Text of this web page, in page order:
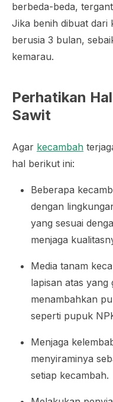
berbeda-beda,
Jika benih dibuat dari
berusia 3 bulan,
kemarau.
Perhatikan
Sawit
Agar kecambah
hal berikut ini:
Beberapa
dengan
yang sesuai
menjaga
Media tanam
lapisan atas
menambahkan
seperti pupuk
Menjaga
menyiraminya
setiap kecambah.